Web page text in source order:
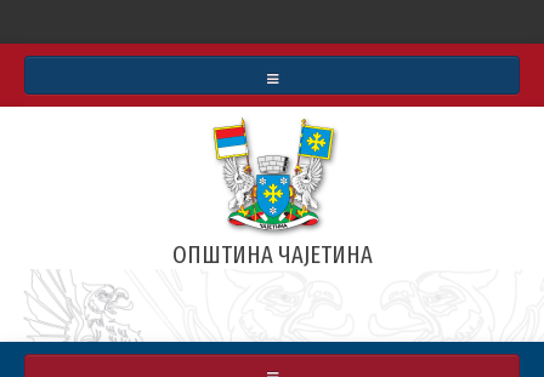
АРХИВА ВЕСТИ
РЕАЛИЗОВАЛИ СМО
ОПШТИНА ЧАЈЕТИНА